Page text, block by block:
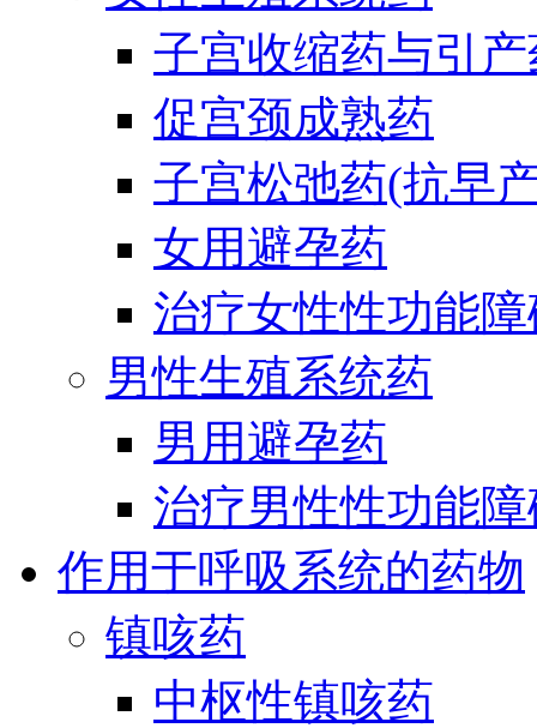
子宫收缩药与引
促宫颈成熟药
子宫松弛药(抗早
女用避孕药
治疗女性性功能
男性生殖系统药
男用避孕药
治疗男性性功能
作用于呼吸系统的药物
镇咳药
中枢性镇咳药